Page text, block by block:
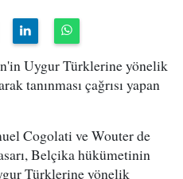
Uygur Türklerine yönelik
tanınması çağrısı yapan
Cogolati ve Wouter de
Belçika hükümetinin
Türklerine yönelik